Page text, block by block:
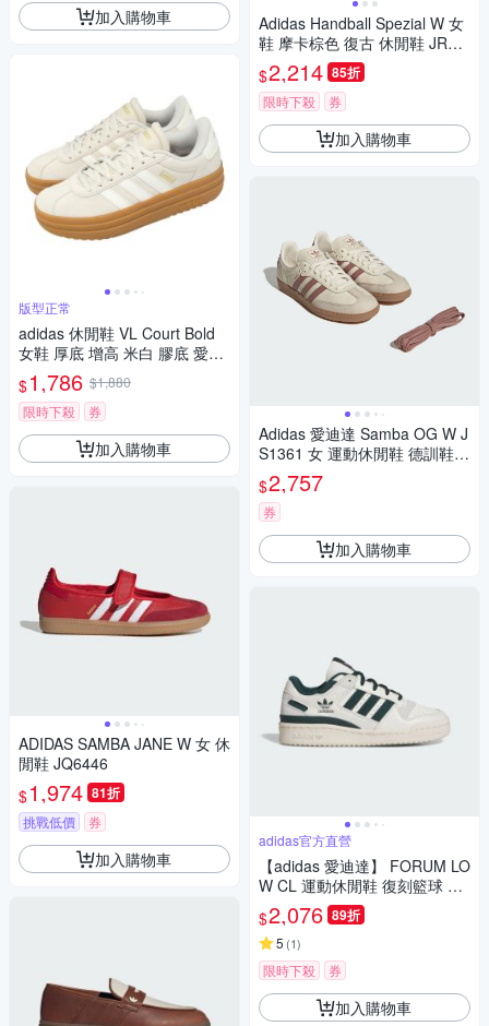
加入購物車
版型正常
adidas 休閒鞋 VL Court Bold
女鞋 厚底 增高 米白 膠底 愛迪
達 JQ5633
$1,786 $1,880
限時下殺
券
加入購物車
ADIDAS SAMBA JANE W 女 休
閒鞋 JQ6446
$1,974 81折
挑戰低價 券
加入購物車
Adidas Handball Spezial W 女
鞋 摩卡棕色 復古 休閒鞋 JR08
52
$2,214 85折
限時下殺 券
加入購物車
Adidas 愛迪達 Samba OG W J
S1361 女 運動休閒鞋 德訓鞋
舒適 米
$2,757
券
加入購物車
adidas官方直營
【adidas 愛迪達】 FORUM LO
W CL 運動休閒鞋 復刻籃球 童
鞋 - Originals JR0379
$2,076 89折
5 (1)
限時下殺 券
加入購物車